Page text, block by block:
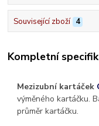
Související zboží 4
Kompletní
Mezizubní kartáček
výměného kartáčku.
průměr kartáčku.